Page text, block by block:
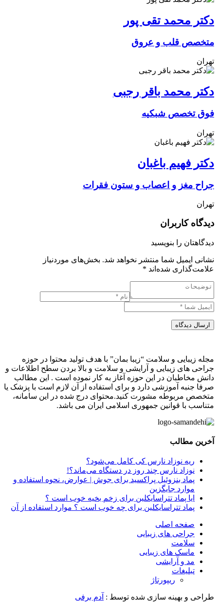
دکتر محمد تقی پور
متخصص قلب و عروق
تهران
دکتر محمد باقر رجبی
فوق تخصص شبکیه
تهران
دکتر فهیم باغبان
جراح مغز و اعصاب و ستون فقرات
تهران
دیدگاه کاربران
دیدگاهتان را بنویسید
نشانی ایمیل شما منتشر نخواهد شد. بخش‌های موردنیاز
علامت‌گذاری شده‌اند *
ارسال دیدگاه
مجله زیبایی و سلامت “زیبا بمان” با هدف تولید محتوا در حوزه
جراحی های زیبایی و آرایشی و سلامت و بالا بردن سطح اطلاعات و
دانش مخاطبان در این حوزه آغاز به کار نموده است . این مطالب
صرفا جنبه آموزشی دارد و برای استفاده از آن لازم است با پزشک یا
متخصص مربوطه مشورت کنید.محتوای درج شده در این سامانه،
متناسب با قوانین جمهوری اسلامی ایران می باشد.
آخرین مطالب
ریه نوزاد نارس کی کامل می‌شود؟
نوزاد نارس چند روز در دستگاه می‌ماند؟!
پماد بنزوئیل پراکسید برای جوش | عوارض، نحوه استفاده و
موارد جایگزین
ایا پماد تتراسایکلین برای زخم بخیه خوب است ؟
پماد تتراسایکلین برای چه خوب است ؟ موارد استفاده از آن
صفحه اصلی
جراحی های زیبایی
سلامت
ماسک های زیبایی
مد و آرایشی
تبلیغات
ریپورتاژ
طراحی و بهینه سازی شده توسط : آدم برفی